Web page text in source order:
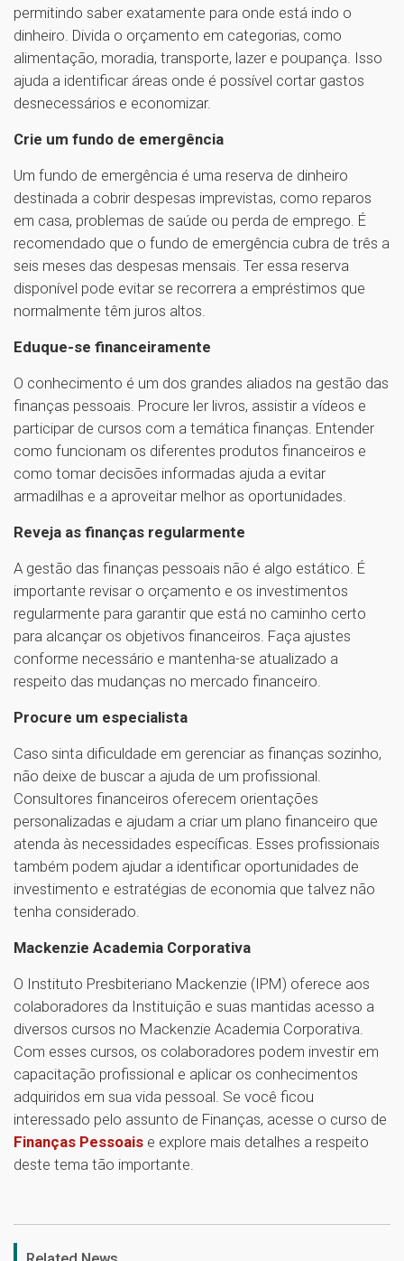
permitindo saber exatamente para onde está indo o
dinheiro. Divida o orçamento em categorias, como
alimentação, moradia, transporte, lazer e poupança. Isso
ajuda a identificar áreas onde é possível cortar gastos
desnecessários e economizar.
Crie um fundo de emergência
Um fundo de emergência é uma reserva de dinheiro
destinada a cobrir despesas imprevistas, como reparos
em casa, problemas de saúde ou perda de emprego. É
recomendado que o fundo de emergência cubra de três a
seis meses das despesas mensais. Ter essa reserva
disponível pode evitar se recorrera a empréstimos que
normalmente têm juros altos.
Eduque-se financeiramente
O conhecimento é um dos grandes aliados na gestão das
finanças pessoais. Procure ler livros, assistir a vídeos e
participar de cursos com a temática finanças. Entender
como funcionam os diferentes produtos financeiros e
como tomar decisões informadas ajuda a evitar
armadilhas e a aproveitar melhor as oportunidades.
Reveja as finanças regularmente
A gestão das finanças pessoais não é algo estático. É
importante revisar o orçamento e os investimentos
regularmente para garantir que está no caminho certo
para alcançar os objetivos financeiros. Faça ajustes
conforme necessário e mantenha-se atualizado a
respeito das mudanças no mercado financeiro.
Procure um especialista
Caso sinta dificuldade em gerenciar as finanças sozinho,
não deixe de buscar a ajuda de um profissional.
Consultores financeiros oferecem orientações
personalizadas e ajudam a criar um plano financeiro que
atenda às necessidades específicas. Esses profissionais
também podem ajudar a identificar oportunidades de
investimento e estratégias de economia que talvez não
tenha considerado.
Mackenzie Academia Corporativa
O Instituto Presbiteriano Mackenzie (IPM) oferece aos
colaboradores da Instituição e suas mantidas acesso a
diversos cursos no Mackenzie Academia Corporativa.
Com esses cursos, os colaboradores podem investir em
capacitação profissional e aplicar os conhecimentos
adquiridos em sua vida pessoal. Se você ficou
interessado pelo assunto de Finanças, acesse o curso de
Finanças Pessoais e explore mais detalhes a respeito
deste tema tão importante.